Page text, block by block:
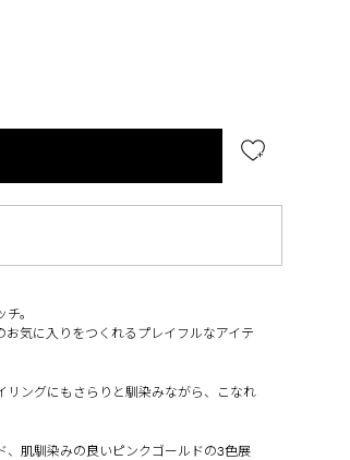
。
お気に入りをつくれるプレイフルなアイテ
ングにもさらりと馴染みながら、こなれ
、肌馴染みの良いピンクゴールドの3色展